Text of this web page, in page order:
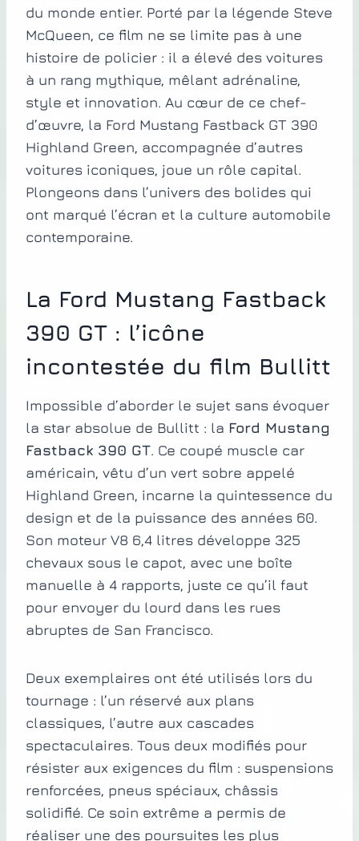
du monde entier. Porté par la légende Steve
McQueen, ce film ne se limite pas à une
histoire de policier : il a élevé des voitures
à un rang mythique, mêlant adrénaline,
style et innovation. Au cœur de ce chef-
d’œuvre, la Ford Mustang Fastback GT 390
Highland Green, accompagnée d’autres
voitures iconiques, joue un rôle capital.
Plongeons dans l’univers des bolides qui
ont marqué l’écran et la culture automobile
contemporaine.
La Ford Mustang Fastback
390 GT : l’icône
incontestée du film Bullitt
Impossible d’aborder le sujet sans évoquer
la star absolue de Bullitt : la Ford Mustang
Fastback 390 GT. Ce coupé muscle car
américain, vêtu d’un vert sobre appelé
Highland Green, incarne la quintessence du
design et de la puissance des années 60.
Son moteur V8 6,4 litres développe 325
chevaux sous le capot, avec une boîte
manuelle à 4 rapports, juste ce qu’il faut
pour envoyer du lourd dans les rues
abruptes de San Francisco.
Deux exemplaires ont été utilisés lors du
tournage : l’un réservé aux plans
classiques, l’autre aux cascades
spectaculaires. Tous deux modifiés pour
résister aux exigences du film : suspensions
renforcées, pneus spéciaux, châssis
solidifié. Ce soin extrême a permis de
réaliser une des poursuites les plus